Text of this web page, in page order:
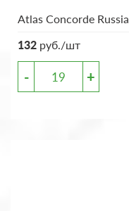
Atlas Concorde Russia
132 руб./шт
- +